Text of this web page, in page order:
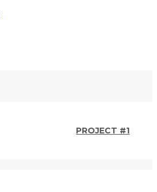
PROJECT #1